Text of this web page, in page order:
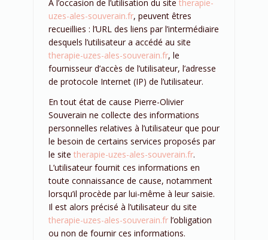
A l’occasion de l’utilisation du site therapie-
uzes-ales-souverain.fr, peuvent êtres
recueillies : l’URL des liens par l’intermédiaire
desquels l’utilisateur a accédé au site
therapie-uzes-ales-souverain.fr, le
fournisseur d’accès de l’utilisateur, l’adresse
de protocole Internet (IP) de l’utilisateur.
En tout état de cause Pierre-Olivier
Souverain ne collecte des informations
personnelles relatives à l’utilisateur que pour
le besoin de certains services proposés par
le site therapie-uzes-ales-souverain.fr.
L’utilisateur fournit ces informations en
toute connaissance de cause, notamment
lorsqu’il procède par lui-même à leur saisie.
Il est alors précisé à l’utilisateur du site
therapie-uzes-ales-souverain.fr l’obligation
ou non de fournir ces informations.